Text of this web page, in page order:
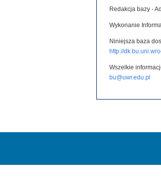
Redakcja bazy -
Wykonanie
Niniejsza baza
http://
Wszelkie
bu@uwr.edu.pl